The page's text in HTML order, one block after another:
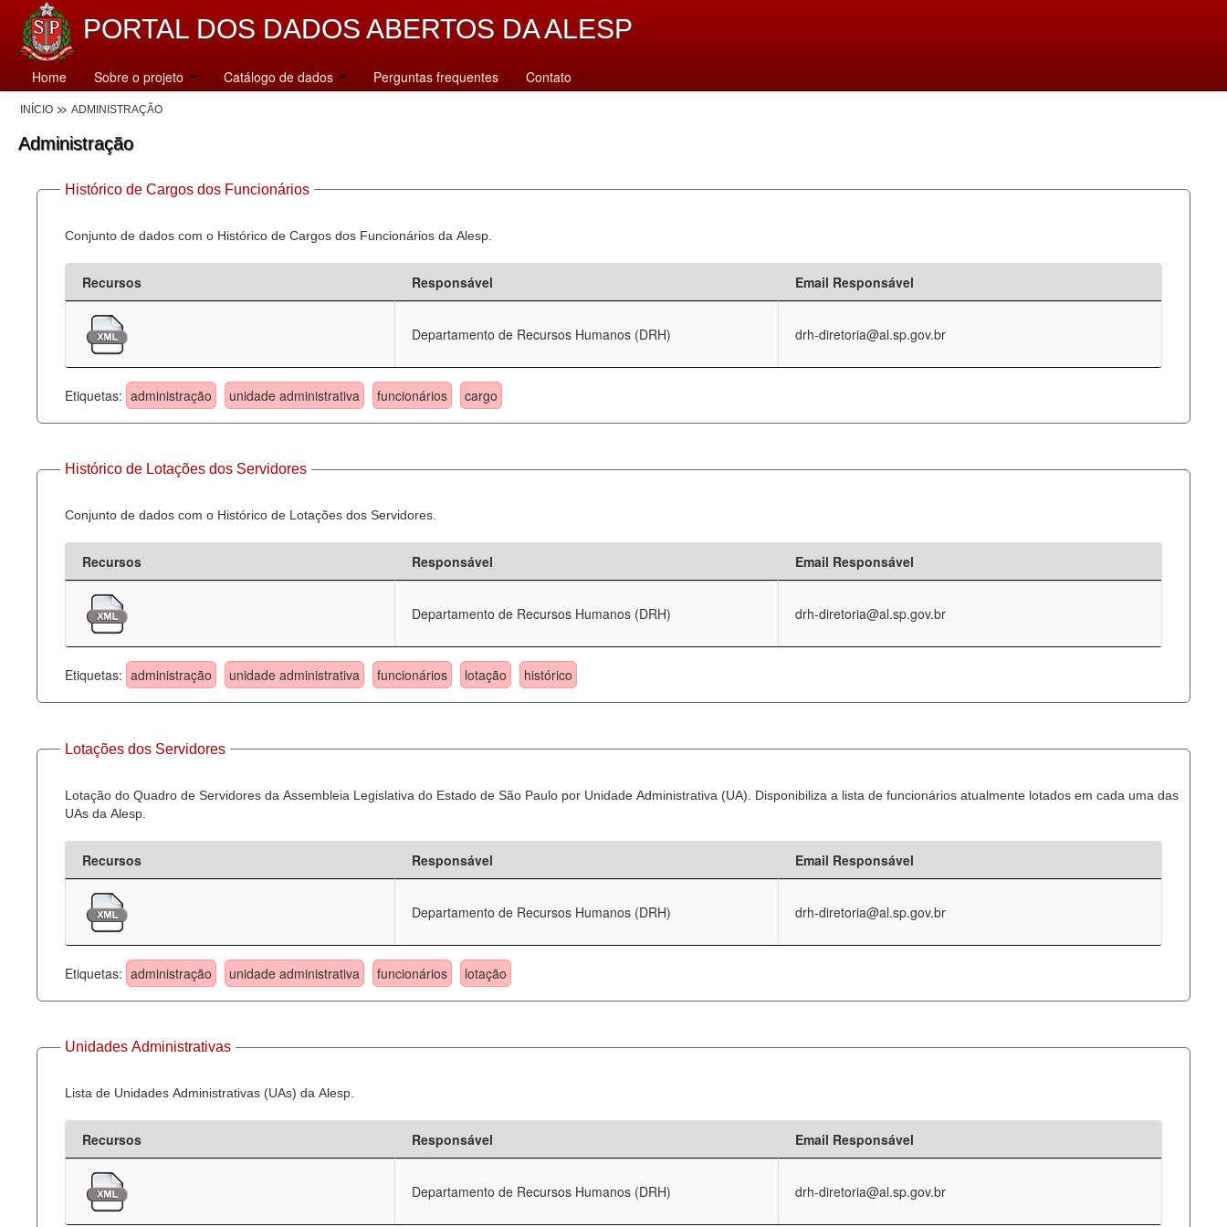
PORTAL DOS DADOS ABERTOS DA ALESP
Home Sobre o projeto Catálogo de dados Perguntas frequentes Contato
INÍCIO ADMINISTRAÇÃO
Administração
Histórico de Cargos dos Funcionários
Conjunto de dados com o Histórico de Cargos dos Funcionários da Alesp.
Recursos Responsável Email Responsável
Departamento de Recursos Humanos (DRH) drh-diretoria@al.sp.gov.br
Etiquetas: administração unidade administrativa funcionários cargo
Histórico de Lotações dos Servidores
Conjunto de dados com o Histórico de Lotações dos Servidores.
Recursos Responsável Email Responsável
Departamento de Recursos Humanos (DRH) drh-diretoria@al.sp.gov.br
Etiquetas: administração unidade administrativa funcionários lotação histórico
Lotações dos Servidores
Lotação do Quadro de Servidores da Assembleia Legislativa do Estado de São Paulo por Unidade Administrativa (UA). Disponibiliza a lista de funcionários atualmente lotados em cada uma das
UAs da Alesp.
Recursos Responsável Email Responsável
Departamento de Recursos Humanos (DRH) drh-diretoria@al.sp.gov.br
Etiquetas: administração unidade administrativa funcionários lotação
Unidades Administrativas
Lista de Unidades Administrativas (UAs) da Alesp.
Recursos Responsável Email Responsável
Departamento de Recursos Humanos (DRH) drh-diretoria@al.sp.gov.br